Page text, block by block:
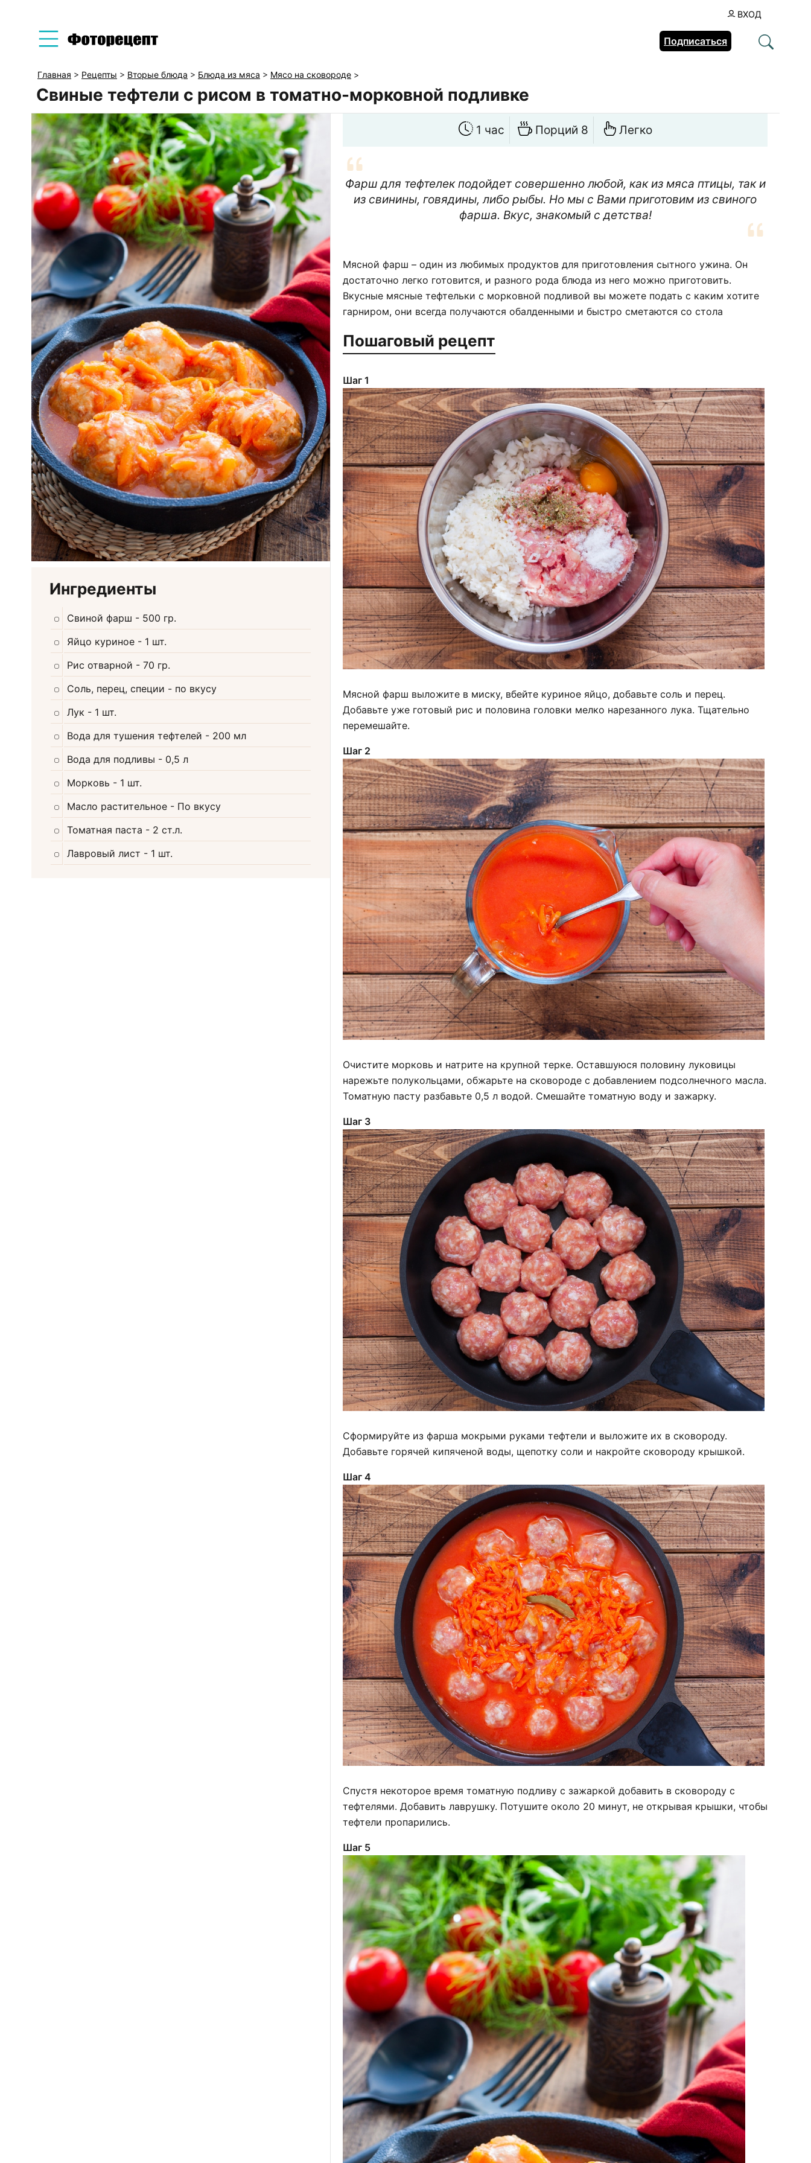
ВХОД
Подписаться
Главная > Рецепты > Вторые блюда > Блюда из мяса > Мясо на сковороде >
Свиные тефтели с рисом в томатно-морковной подливке
Ингредиенты
Свиной фарш - 500 гр.
Яйцо куриное - 1 шт.
Рис отварной - 70 гр.
Соль, перец, специи - по вкусу
Лук - 1 шт.
Вода для тушения тефтелей - 200 мл
Вода для подливы - 0,5 л
Морковь - 1 шт.
Масло растительное - По вкусу
Томатная паста - 2 ст.л.
Лавровый лист - 1 шт.
1 час Порций 8 Легко
Фарш для тефтелек подойдет совершенно любой, как из мяса птицы, так и
из свинины, говядины, либо рыбы. Но мы с Вами приготовим из свиного
фарша. Вкус, знакомый с детства!
Мясной фарш – один из любимых продуктов для приготовления сытного ужина. Он
достаточно легко готовится, и разного рода блюда из него можно приготовить.
Вкусные мясные тефтельки с морковной подливой вы можете подать с каким хотите
гарниром, они всегда получаются обалденными и быстро сметаются со стола
Пошаговый рецепт
Шаг 1
Мясной фарш выложите в миску, вбейте куриное яйцо, добавьте соль и перец.
Добавьте уже готовый рис и половина головки мелко нарезанного лука. Тщательно
перемешайте.
Шаг 2
Очистите морковь и натрите на крупной терке. Оставшуюся половину луковицы
нарежьте полукольцами, обжарьте на сковороде с добавлением подсолнечного масла.
Томатную пасту разбавьте 0,5 л водой. Смешайте томатную воду и зажарку.
Шаг 3
Сформируйте из фарша мокрыми руками тефтели и выложите их в сковороду.
Добавьте горячей кипяченой воды, щепотку соли и накройте сковороду крышкой.
Шаг 4
Спустя некоторое время томатную подливу с зажаркой добавить в сковороду с
тефтелями. Добавить лаврушку. Потушите около 20 минут, не открывая крышки, чтобы
тефтели пропарились.
Шаг 5